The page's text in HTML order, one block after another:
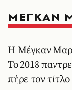
ΜΕΓΚΑΝ
Η Μέγκαν
Το 2018
πήρε τον